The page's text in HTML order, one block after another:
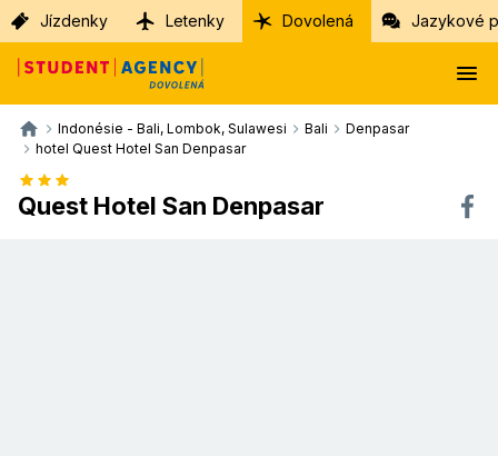
Jízdenky Letenky Dovolená Jazykové
Indonésie - Bali, Lombok, Sulawesi Bali
Denpasar
hotel Quest Hotel San Denpasar
Quest Hotel San Denpasar